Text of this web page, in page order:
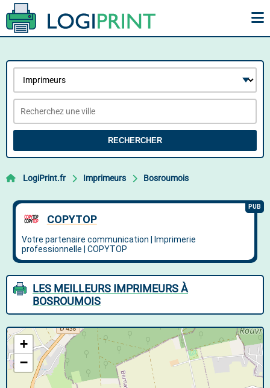
RECHERCHER
LogiPrint.fr Imprimeurs Bosroumois
LES MEILLEURS IMPRIMEURS À
BOSROUMOIS
+
−